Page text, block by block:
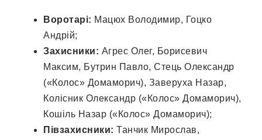
Воротарі: Мацюх Володимир, Гоцко
Андрій;
Захисники: Агрес Олег, Борисевич
Максим, Бутрин Павло, Стець Олександр
(«Колос» Домаморич), Заверуха Назар,
Колісник Олександр («Колос» Домаморич),
Кошіль Назар («Колос» Домаморич);
Півзахисники: Танчик Мирослав,